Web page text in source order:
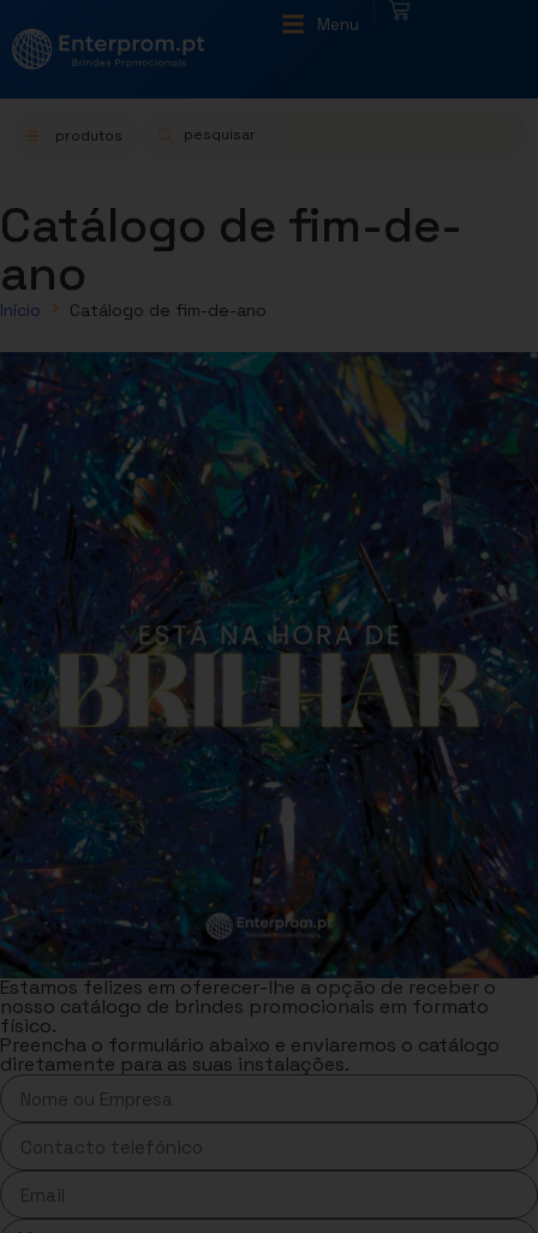
Menu
produtos
Catálogo de fim-de-
ano
Início Catálogo de fim-de-ano
Estamos felizes em oferecer-lhe a opção de receber o
nosso catálogo de brindes promocionais em formato
físico.
Preencha o formulário abaixo e enviaremos o catálogo
diretamente para as suas instalações.